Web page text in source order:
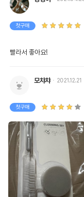
첫구매
빨라서 좋아요!
모챠챠 2021.12.21
첫구매